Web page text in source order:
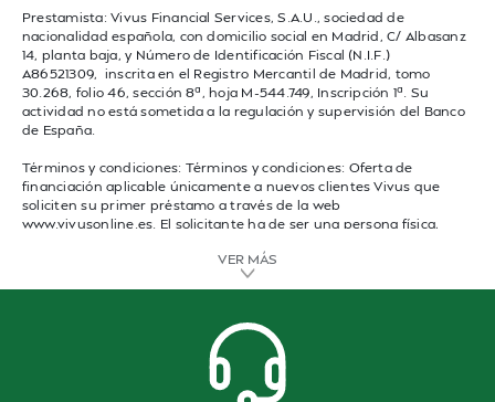
Prestamista: Vivus Financial Services, S.A.U., sociedad de
nacionalidad española, con domicilio social en Madrid, C/ Albasanz
14, planta baja, y Número de Identificación Fiscal (N.I.F.)
A86521309, inscrita en el Registro Mercantil de Madrid, tomo
30.268, folio 46, sección 8ª, hoja M-544.749, Inscripción 1ª. Su
actividad no está sometida a la regulación y supervisión del Banco
de España.
Términos y condiciones: Términos y condiciones: Oferta de
financiación aplicable únicamente a nuevos clientes Vivus que
soliciten su primer préstamo a través de la web
www.vivusonline.es. El solicitante ha de ser una persona física,
primer préstamo de hasta 300€ con una duración mínima y
días, los intereses serían de 30€, lo que equivale a una TAE del
380,60% y un TIN del 176,94%. En caso de impago, la penalización
por mora será del 0,8% diario sobre el importe impagado, con un
máximo del 100% sobre el principal del préstamo.
VER MÁS